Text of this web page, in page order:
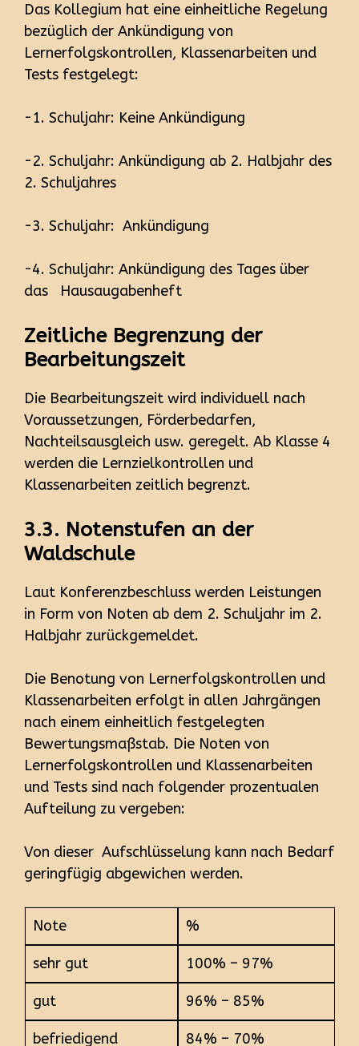
Das Kollegium hat eine einheitliche Regelung
bezüglich der Ankündigung von
Lernerfolgskontrollen, Klassenarbeiten und
Tests festgelegt:
-1. Schuljahr: Keine Ankündigung
-2. Schuljahr: Ankündigung ab 2. Halbjahr des
2. Schuljahres
-3. Schuljahr: Ankündigung
-4. Schuljahr: Ankündigung des Tages über
das Hausaugabenheft
Zeitliche Begrenzung der
Bearbeitungszeit
Die Bearbeitungszeit wird individuell nach
Voraussetzungen, Förderbedarfen,
Nachteilsausgleich usw. geregelt. Ab Klasse 4
werden die Lernzielkontrollen und
Klassenarbeiten zeitlich begrenzt.
3.3. Notenstufen an der
Waldschule
Laut Konferenzbeschluss werden Leistungen
in Form von Noten ab dem 2. Schuljahr im 2.
Halbjahr zurückgemeldet.
Die Benotung von Lernerfolgskontrollen und
Klassenarbeiten erfolgt in allen Jahrgängen
nach einem einheitlich festgelegten
Bewertungsmaßstab. Die Noten von
Lernerfolgskontrollen und Klassenarbeiten
und Tests sind nach folgender prozentualen
Aufteilung zu vergeben:
Von dieser Aufschlüsselung kann nach Bedarf
geringfügig abgewichen werden.
Note %
sehr gut 100% – 97%
gut 96% – 85%
befriedigend 84% – 70%